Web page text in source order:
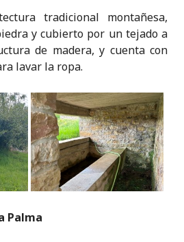
tradicional montañesa,
y cubierto por un tejado a
de madera, y cuenta con
lavar la ropa.
Palma